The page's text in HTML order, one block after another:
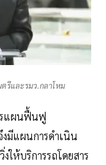
รีและรมว.กลาโหม
รแผนฟื้นฟู
มีแผนการดำเนิน
ให้บริการรถโดยสาร